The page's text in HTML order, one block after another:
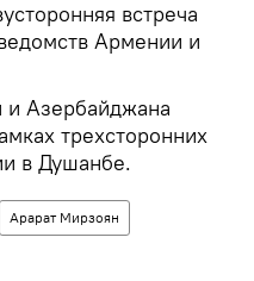
встреча
Армении и
Азербайджана
трехсторонних
в Душанбе.
Арарат Мирзоян